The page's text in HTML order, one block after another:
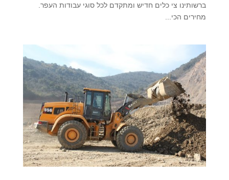
ברשותינו צי כלים חדיש ומתקדם לכל סוגי עבודות העפר.
מחירים הכי...